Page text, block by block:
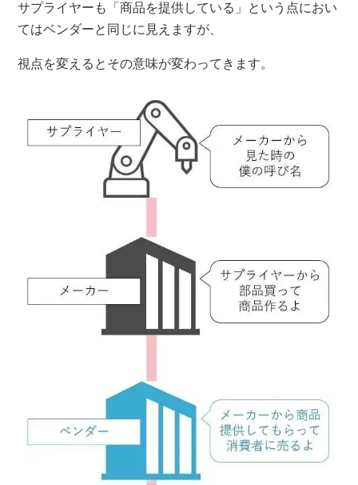
サプライヤーも「商品を提供している」という点におい
てはベンダーと同じに見えますが、
視点を変えるとその意味が変わってきます。